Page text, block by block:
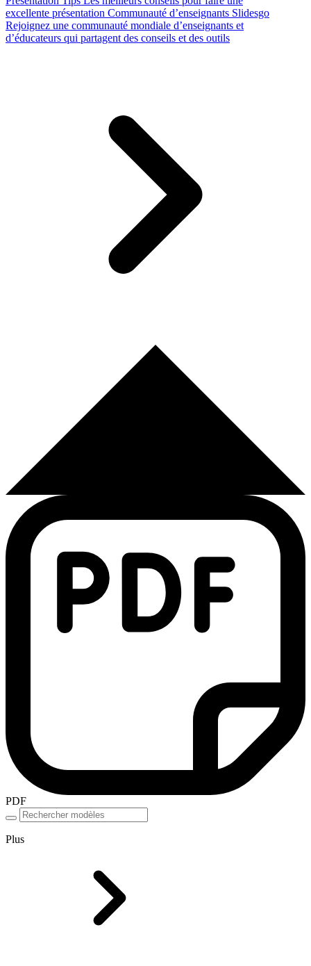
excellente présentation Communauté d’enseignants Slidesgo
Rejoignez une communauté mondiale d’enseignants et
d’éducateurs qui partagent des conseils et des outils
PDF
Plus